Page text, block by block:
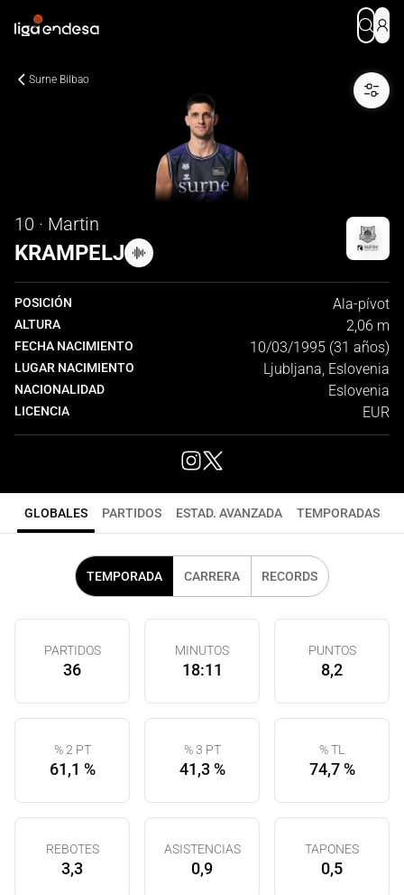
Surne Bilbao
10 · Martin
KRAMPELJ
POSICIÓN Ala-pívot
ALTURA 2,06 m
FECHA NACIMIENTO 10/03/1995 (31 años)
LUGAR NACIMIENTO Ljubljana, Eslovenia
NACIONALIDAD Eslovenia
LICENCIA EUR
GLOBALES PARTIDOS ESTAD. AVANZADA TEMPORADAS
TEMPORADA CARRERA RECORDS
PARTIDOS
36
MINUTOS
18:11
PUNTOS
8,2
% 2 PT
61,1 %
% 3 PT
41,3 %
% TL
74,7 %
REBOTES
3,3
ASISTENCIAS
0,9
TAPONES
0,5